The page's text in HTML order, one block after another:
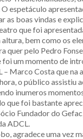
espetáculo
as boas vindas e
que foi
bem como os
quer pelo Pedro
foi um momento de
Marco Costa que na
o público
inumeros
que foi bastante
Fundador do
ADCL.
agradece uma vez